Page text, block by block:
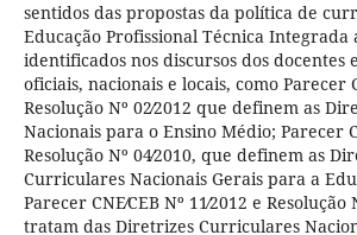
sentidos das propostas da política de
Educação Profissional Técnica Integrada
identificados nos discursos dos docentes
oficiais, nacionais e locais, como Parecer
Resolução Nº 02∕2012 que definem as
Nacionais para o Ensino Médio; Parecer
Resolução Nº 04∕2010, que definem as
Curriculares Nacionais Gerais para a
Parecer CNE∕CEB Nº 11∕2012 e Resolução
tratam das Diretrizes Curriculares